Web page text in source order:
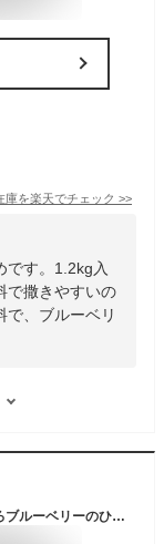
庫を楽天でチェック >>
です。1.2kg入
で撒きやすいの
で、ブルーベリ
花ごころ ブルーベリーの肥料 1.2kg ( はなごころブルーベリーのひりょう )